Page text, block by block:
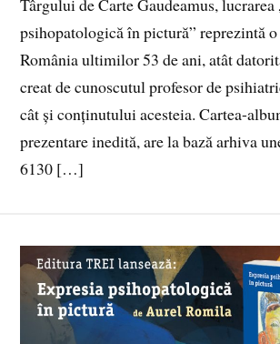
Târgului de Carte Gaudeamus, lucrarea
psihopatologică în pictură” reprezintă
România ultimilor 53 de ani, atât
creat de cunoscutul profesor de
cât și conținutului acesteia. Cartea-
prezentare inedită, are la bază arhiva
6130 […]